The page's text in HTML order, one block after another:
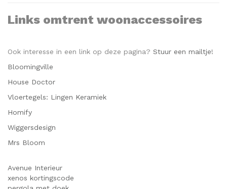
Links omtrent woonaccessoires
Ook interesse in een link op deze pagina? Stuur een mailtje!
Bloomingville
House Doctor
Vloertegels: Lingen Keramiek
Homify
Wiggersdesign
Mrs Bloom
Avenue Interieur
xenos kortingscode